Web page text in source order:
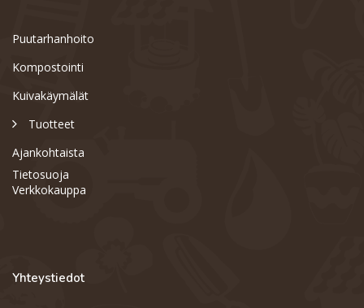
Puutarhanhoito
Kompostointi
Kuivakäymälät
Tuotteet
Ajankohtaista
Tietosuoja
Verkkokauppa
Yhteystiedot